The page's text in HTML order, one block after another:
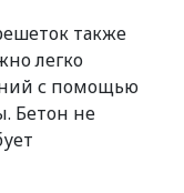
также
легко
с помощью
Бетон не